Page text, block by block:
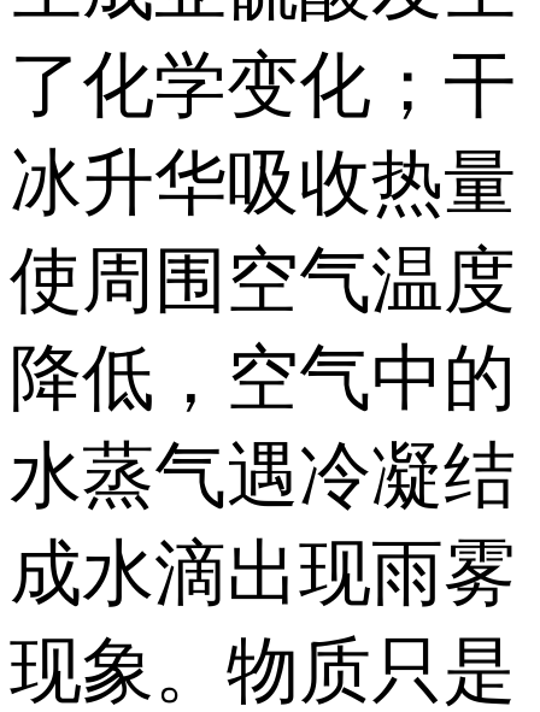
了化学变化；干
冰升华吸收热量
使周围空气温度
降低，空气中的
水蒸气遇冷凝结
成水滴出现雨雾
现象。物质只是